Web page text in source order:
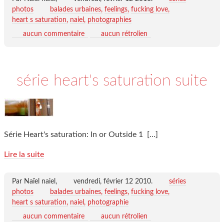
photos
balades urbaines feelings fucking love
heart s saturation
naiel
photographies
aucun commentaire
aucun rétrolien
série heart's saturation suite
Série Heart's saturation: In or Outside 1 […]
Lire la suite
Par Naïel naiel, vendredi, février 12 2010.
séries
photos
balades urbaines feelings fucking love
heart s saturation
naiel
photographie
aucun commentaire
aucun rétrolien